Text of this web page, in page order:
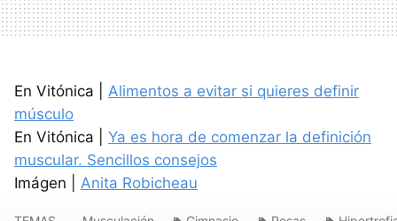
En Vitónica | Alimentos a evitar si quieres definir
músculo
En Vitónica | Ya es hora de comenzar la definición
muscular. Sencillos consejos
Imágen | Anita Robicheau